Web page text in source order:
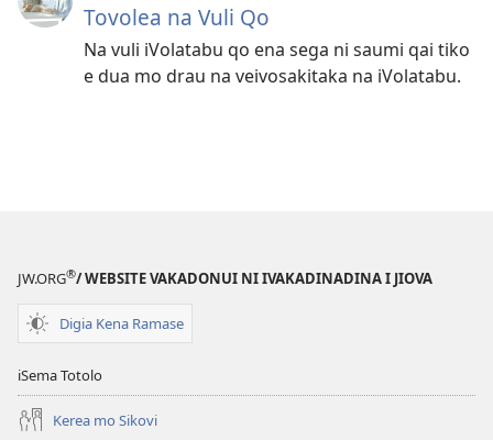
Tovolea na Vuli Qo
Na vuli iVolatabu qo ena sega ni saumi qai tiko
e dua mo drau na veivosakitaka na iVolatabu.
JW.ORG®/ WEBSITE VAKADONUI NI IVAKADINADINA I JIOVA
Digia Kena Ramase
iSema Totolo
Kerea mo Sikovi